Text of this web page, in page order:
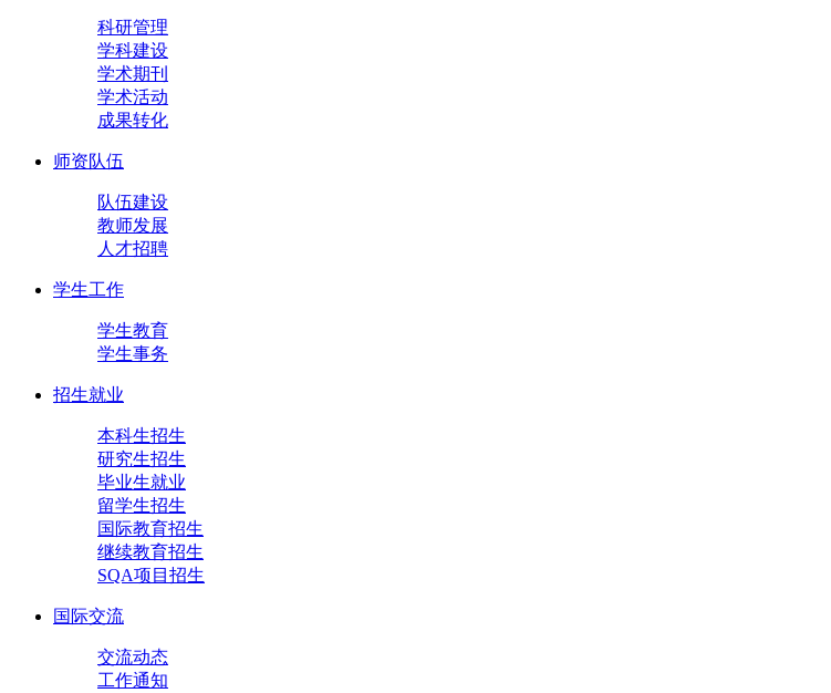
科研管理
学科建设
学术期刊
学术活动
成果转化
师资队伍
队伍建设
教师发展
人才招聘
学生工作
学生教育
学生事务
招生就业
本科生招生
研究生招生
毕业生就业
留学生招生
国际教育招生
继续教育招生
SQA项目招生
国际交流
交流动态
工作通知